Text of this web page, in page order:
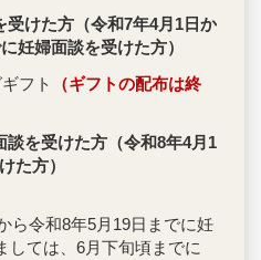
受けた方（令和7年4月1日か
妊婦面談を受けた方）
フト
（ギフトの配布は終
談を受けた方（令和8年4月1
た方）
ら令和8年5月19日までに妊
しては、6月下旬頃までに